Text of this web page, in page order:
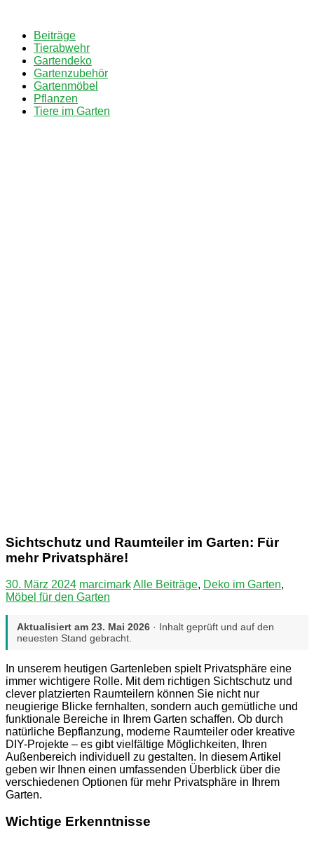
springenBeiträge
Tierabwehr
Gartendeko
Gartenzubehör
Gartenmöbel
Pflanzen
Tiere im Garten
Sichtschutz und Raumteiler im Garten: Für
mehr Privatsphäre!
30. März 2024 marcimarkAlle Beiträge, Deko im Garten,
Möbel für den Garten
Aktualisiert am 23. Mai 2026· Inhalt geprüft und auf den
neuesten Stand gebracht.
In unserem heutigen Gartenleben spielt Privatsphäre eine
immer wichtigere Rolle. Mit dem richtigen Sichtschutz und
clever platzierten Raumteilern können Sie nicht nur
neugierige Blicke fernhalten, sondern auch gemütliche und
funktionale Bereiche in Ihrem Garten schaffen. Ob durch
natürliche Bepflanzung, moderne Raumteiler oder kreative
DIY-Projekte – es gibt vielfältige Möglichkeiten, Ihren
Außenbereich individuell zu gestalten. In diesem Artikel
geben wir Ihnen einen umfassenden Überblick über die
verschiedenen Optionen für mehr Privatsphäre in Ihrem
Garten.
Wichtige Erkenntnisse